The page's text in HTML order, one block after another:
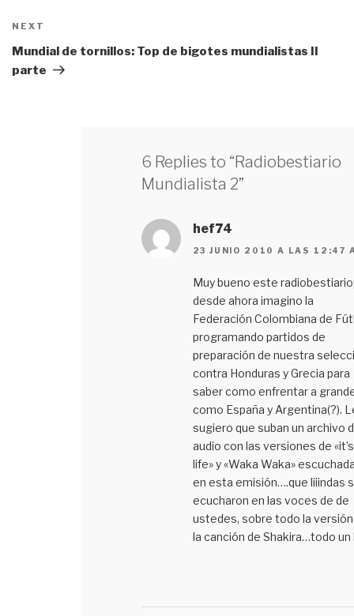
Next
Post
NEXT
Mundial de tornillos: Top de bigotes mundialistas II
parte
6 Replies to “Radiobestiario
Mundialista 2”
hef74
23 JUNIO 2010 A LAS 12:47
Muy bueno este
desde ahora imagino la
Federación Colombiana de
programando partidos de
preparación de nuestra
contra Honduras y Grecia para
saber como enfrentar a
como España y Argentina(?).
sugiero que suban un archivo
audio con las versiones de
life» y «Waka Waka»
en esta emisión….que liiindas
ecucharon en las voces de de
ustedes, sobre todo la
la canción de Shakira…todo un